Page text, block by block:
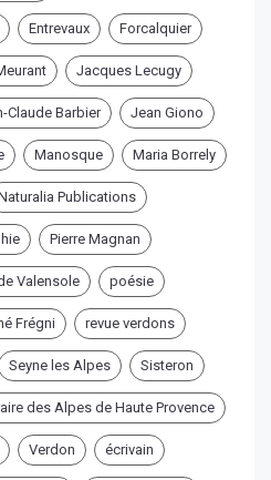
Entrevaux Forcalquier
Jacques Lecugy
Claude Barbier Jean Giono
Manosque Maria Borrely
Publications
Pierre Magnan
Valensole poésie
Frégni revue verdons
Seyne les Alpes Sisteron
des Alpes de Haute Provence
Verdon écrivain